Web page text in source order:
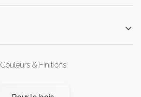
Couleurs & Finitions